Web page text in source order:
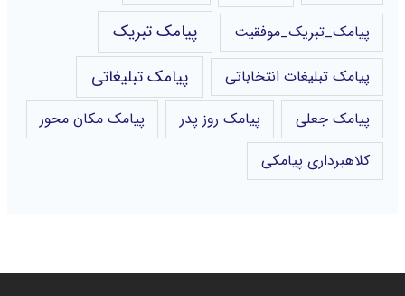
پیامک_تبریک_موفقیت پیامک تبریک
پیامک تبلیغات انتخاباتی پیامک تبلیغاتی
پیامک جعلی پیامک روز پدر
پیامک مکان محور
کلاهبرداری پیامکی